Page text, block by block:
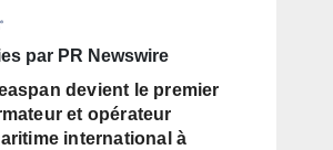
par PR Newswire
devient le premier
et opérateur
international à